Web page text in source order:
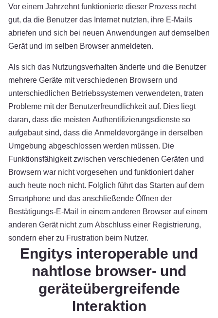
Vor einem Jahrzehnt funktionierte dieser Prozess recht
gut, da die Benutzer das Internet nutzten, ihre E-Mails
abriefen und sich bei neuen Anwendungen auf demselben
Gerät und im selben Browser anmeldeten.
Als sich das Nutzungsverhalten änderte und die Benutzer
mehrere Geräte mit verschiedenen Browsern und
unterschiedlichen Betriebssystemen verwendeten, traten
Probleme mit der Benutzerfreundlichkeit auf. Dies liegt
daran, dass die meisten Authentifizierungsdienste so
aufgebaut sind, dass die Anmeldevorgänge in derselben
Umgebung abgeschlossen werden müssen. Die
Funktionsfähigkeit zwischen verschiedenen Geräten und
Browsern war nicht vorgesehen und funktioniert daher
auch heute noch nicht. Folglich führt das Starten auf dem
Smartphone und das anschließende Öffnen der
Bestätigungs-E-Mail in einem anderen Browser auf einem
anderen Gerät nicht zum Abschluss einer Registrierung,
sondern eher zu Frustration beim Nutzer.
Engitys interoperable und
nahtlose browser- und
geräteübergreifende
Interaktion